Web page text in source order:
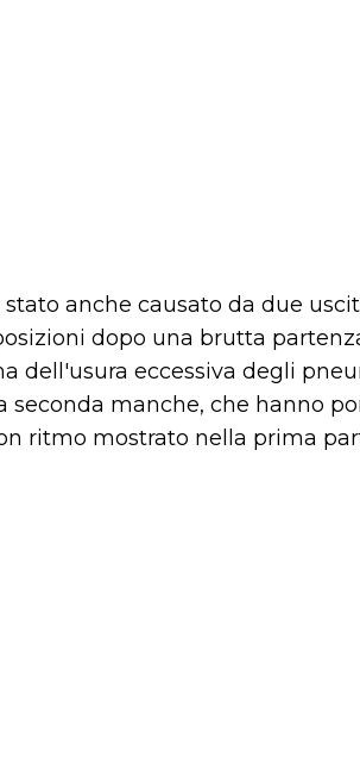
anche causato da due
dopo una brutta
dell'usura eccessiva degli
manche, che hanno
ritmo mostrato nella prima